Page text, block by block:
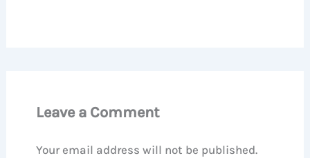
Leave a Comment
Your email address will not be published.